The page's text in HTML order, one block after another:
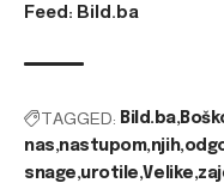
Feed: Bild.ba
TAGGED: Bild.ba
nas nastupom njih
snage urotile Velike